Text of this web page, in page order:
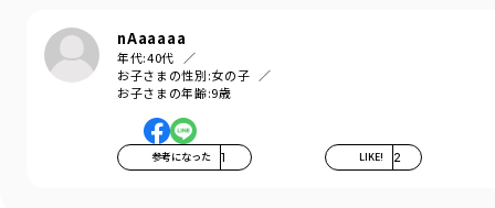
nAaaaaa
年代:40代
お子さまの性別:女の子
お子さまの年齢:9歳
参考になった 1 LIKE! 2